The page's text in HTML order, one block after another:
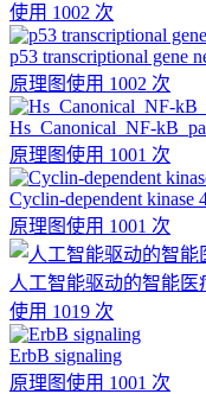
使用 1002 次
p53 transcriptional gene
原理图使用 1002 次
Hs_Canonical_NF-
原理图使用 1001 次
Cyclin-dependent kinase
原理图使用 1001 次
人工智能驱动的智能
使用 1019 次
ErbB signaling
原理图使用 1001 次